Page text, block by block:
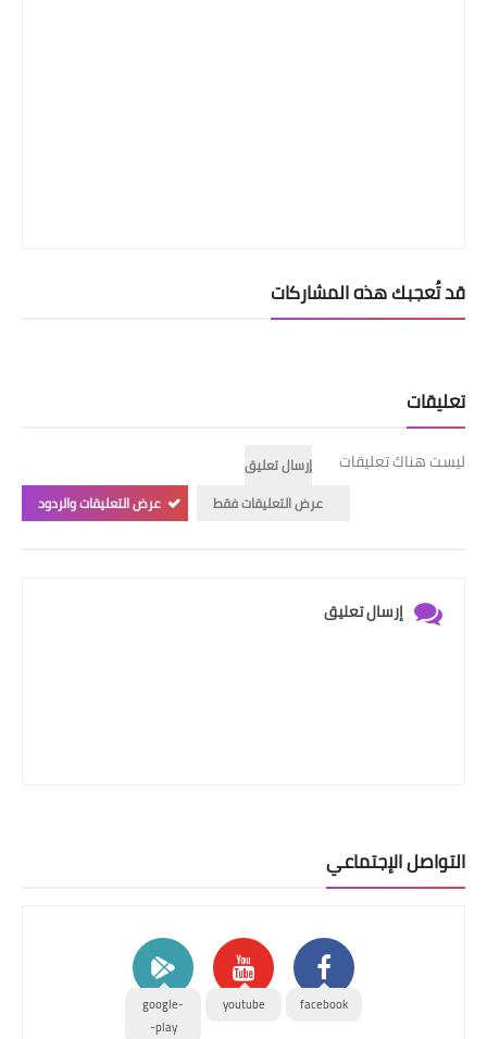
قد تُعجبك هذه المشاركات
تعليقات
ليست هناك تعليقات
إرسال تعليق
عرض التعليقات فقط
عرض التعليقات والردود
إرسال تعليق
التواصل الإجتماعي
facebook
youtube
google-
play-